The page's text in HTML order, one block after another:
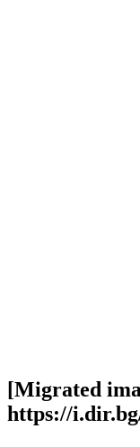
[Migrated
https://